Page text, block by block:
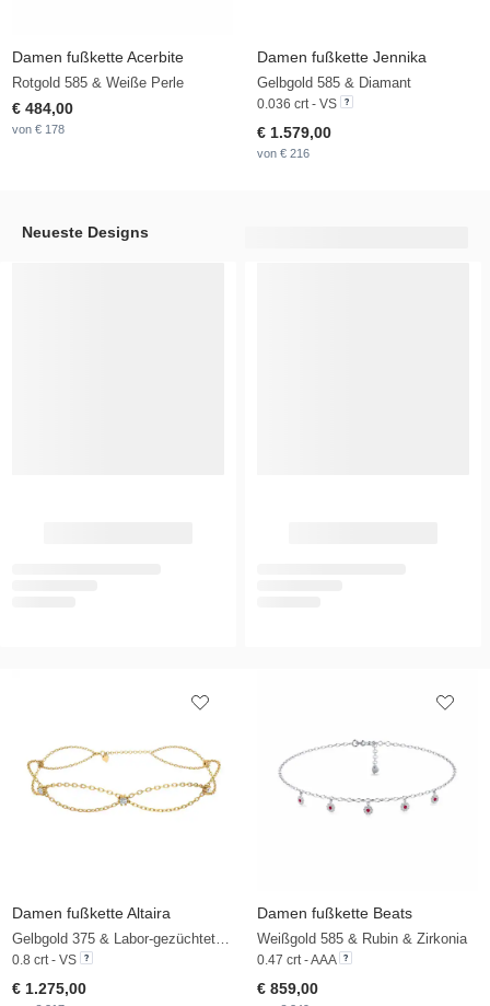
Damen fußkette Acerbite
Rotgold 585 & Weiße Perle
€ 484,00
von € 178
Damen fußkette Jennika
Gelbgold 585 & Diamant
0.036 crt - VS
€ 1.579,00
von € 216
Neueste Designs
Damen fußkette Altaira
Gelbgold 375 & Labor-gezüchteter Diamant
0.8 crt - VS
€ 1.275,00
Damen fußkette Beats
Weißgold 585 & Rubin & Zirkonia
0.47 crt - AAA
€ 859,00